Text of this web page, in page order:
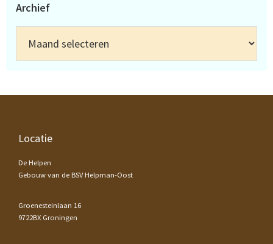
Archief
Footer
Locatie
De Helpen
Gebouw van de BSV Helpman-Oost
Groenesteinlaan 16
9722BX Groningen